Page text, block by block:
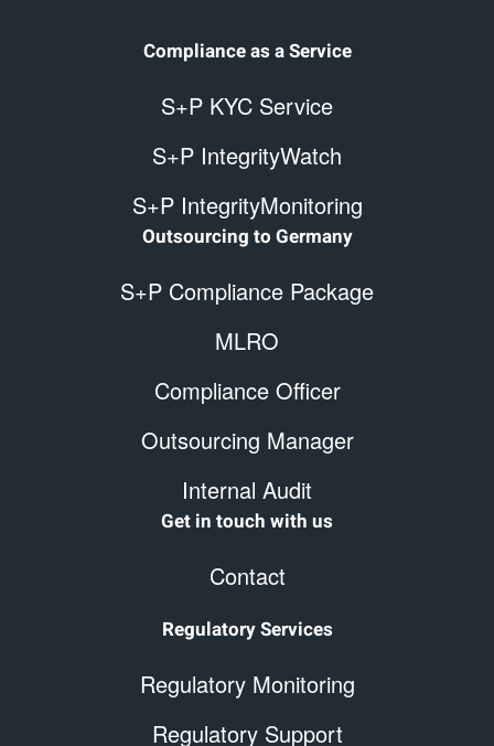
Compliance as a Service
S+P KYC Service
S+P IntegrityWatch
S+P IntegrityMonitoring
Outsourcing to Germany
S+P Compliance Package
MLRO
Compliance Officer
Outsourcing Manager
Internal Audit
Get in touch with us
Contact
Regulatory Services
Regulatory Monitoring
Regulatory Support